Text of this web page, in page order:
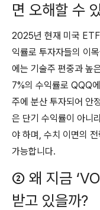
면 오해할 수
2025년 현재 미국
익률로 투자자들의 이
에는 기술주 편중과 높
7%의 수익률로 QQQ
주에 분산 투자되어 안
은 단기 수익률이 아니
야 하며, 수치 이면의
가능합니다.
② 왜 지금
받고 있을까?